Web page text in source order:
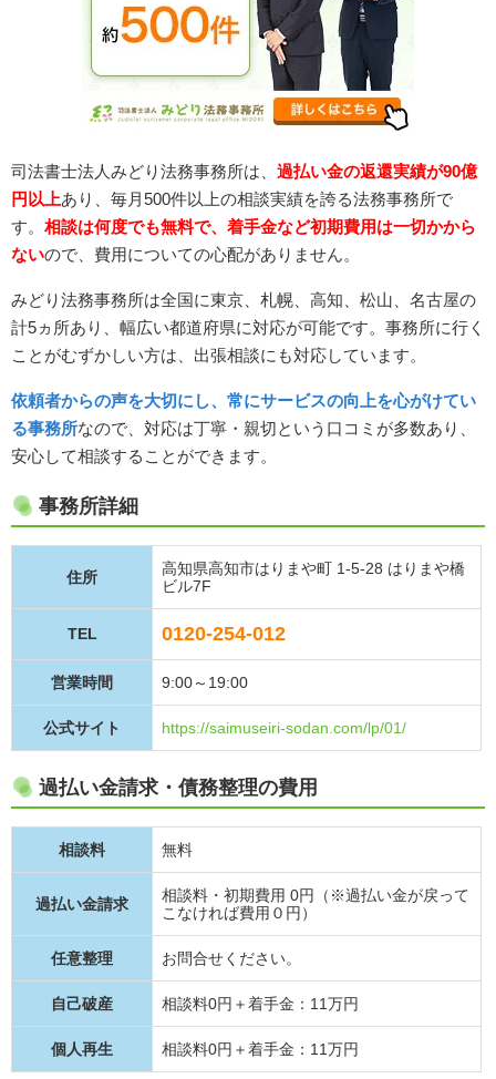
司法書士法人みどり法務事務所は、 過払い金の返還実績が90億
円以上あり、毎月500件以上の相談実績を誇る法務事務所で
す。 相談は何度でも無料で、着手金など初期費用は一切かから
ないので、費用についての心配がありません。
みどり法務事務所は全国に東京、札幌、高知、松山、名古屋の
計5ヵ所あり、幅広い都道府県に対応が可能です。事務所に行く
ことがむずかしい方は、出張相談にも対応しています。
依頼者からの声を大切にし、常にサービスの向上を心がけてい
る事務所なので、対応は丁寧・親切という口コミが多数あり、
安心して相談することができます。
事務所詳細
住所
高知県高知市はりまや町 1-5-28 はりまや橋
ビル7F
TEL 0120-254-012
営業時間 9:00～19:00
公式サイト https://saimuseiri-sodan.com/lp/01/
過払い金請求・債務整理の費用
相談料 無料
過払い金請求
相談料・初期費用 0円（※過払い金が戻って
こなければ費用０円）
任意整理 お問合せください。
自己破産 相談料0円＋着手金：11万円
個人再生 相談料0円＋着手金：11万円